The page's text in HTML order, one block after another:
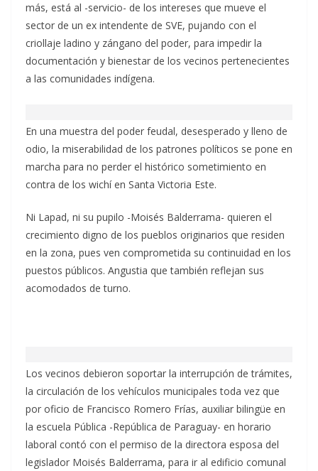
más, está al -servicio- de los intereses que mueve el
sector de un ex intendente de SVE, pujando con el
criollaje ladino y zángano del poder, para impedir la
documentación y bienestar de los vecinos pertenecientes
a las comunidades indígena.
En una muestra del poder feudal, desesperado y lleno de
odio, la miserabilidad de los patrones políticos se pone en
marcha para no perder el histórico sometimiento en
contra de los wichí en Santa Victoria Este.
Ni Lapad, ni su pupilo -Moisés Balderrama- quieren el
crecimiento digno de los pueblos originarios que residen
en la zona, pues ven comprometida su continuidad en los
puestos públicos. Angustia que también reflejan sus
acomodados de turno.
Los vecinos debieron soportar la interrupción de trámites,
la circulación de los vehículos municipales toda vez que
por oficio de Francisco Romero Frías, auxiliar bilingüe en
la escuela Pública -República de Paraguay- en horario
laboral contó con el permiso de la directora esposa del
legislador Moisés Balderrama, para ir al edificio comunal